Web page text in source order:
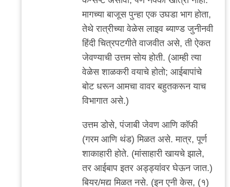
मागच्या बाजूस पुन्हा एक उघडा भाग होता,
तेथे रात्रीच्या वेळेस लाइव ब्याण्ड जुनीनवी
हिंदी चित्रपटगीते वाजवीत असे, ती ऐकत
जेवण्याची उत्तम सोय होती. (आम्ही त्या
वेळेस शाळकरी वयाचे होतो; आईबापांचे
बोट धरून आमचा वावर बहुतकरून याच
विभागात असे.)
उत्तम डोसे, पंजाबी जेवण आणि कॉफी
(गरम आणि थंड) मिळत असे. मात्र, पूर्ण
शाकाहारी होते. (मांसाहारी खायचे झाले,
तर आईबाप इतर अड्ड्यांवर घेऊन जात.)
बियर/मद्य मिळत नसे. (इन एनी केस, (१)